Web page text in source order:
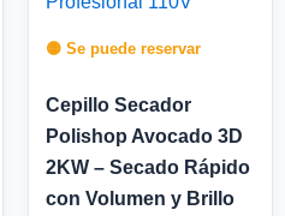
🟡 Se puede reservar
Cepillo Secador
Polishop Avocado 3D
2KW – Secado Rápido
con Volumen y Brillo